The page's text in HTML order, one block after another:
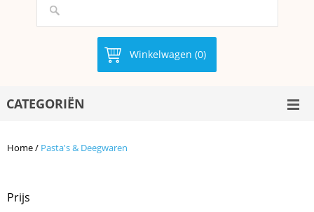
Winkelwagen (0)
CATEGORIËN
Home/ Pasta's & Deegwaren
Prijs